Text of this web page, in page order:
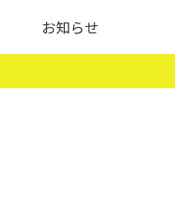
お知らせ